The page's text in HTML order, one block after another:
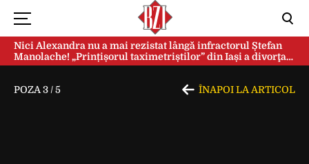
Nici Alexandra nu a mai rezistat lângă infractorul Ștefan
Manolache! „Prințișorul taximetriștilor” din Iași a divorţat
după doi ani de căsnicie
POZA 3 /5 ÎNAPOI LA ARTICOL